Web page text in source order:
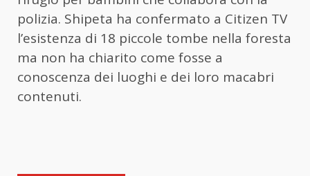
polizia. Shipeta ha confermato a Citizen TV
l’esistenza di 18 piccole tombe nella foresta
ma non ha chiarito come fosse a
conoscenza dei luoghi e dei loro macabri
contenuti.